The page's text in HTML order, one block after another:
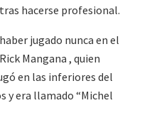
hacerse profesional.
jugado nunca en el
Mangana , quien
en las inferiores del
y era llamado “Michel